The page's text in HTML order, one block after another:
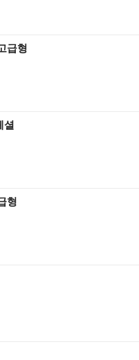
급형
셜
형